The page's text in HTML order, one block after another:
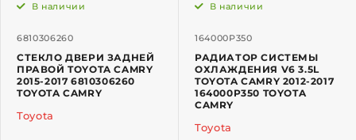
6810306260
В наличии
СТЕКЛО ДВЕРИ ЗАДНЕЙ
ПРАВОЙ TOYOTA CAMRY
2015-2017 6810306260
TOYOTA CAMRY
Toyota
164000P350
В наличии
РАДИАТОР СИСТЕМЫ
ОХЛАЖДЕНИЯ V6 3.5L
TOYOTA CAMRY 2012-2017
164000P350 TOYOTA
CAMRY
Toyota